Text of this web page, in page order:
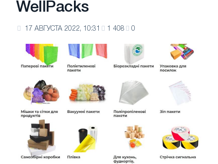
WellPacks
17 АВГУСТА 2022, 10:31 1 408 0